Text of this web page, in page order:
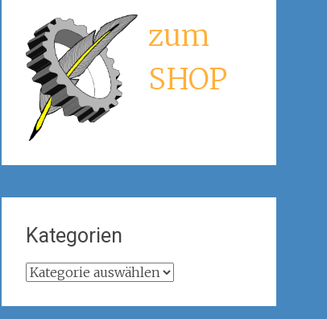
zum
SHOP
Kategorien
Kategorien